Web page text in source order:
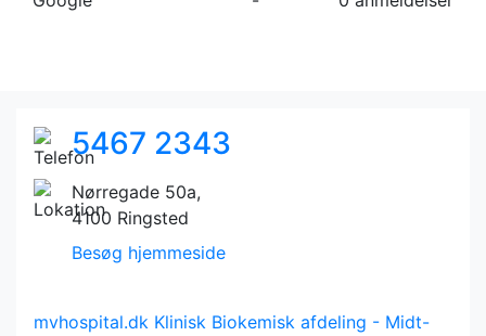
5467 2343
Nørregade 50a,
4100 Ringsted
Besøg hjemmeside
mvhospital.dk Klinisk Biokemisk afdeling - Midt-